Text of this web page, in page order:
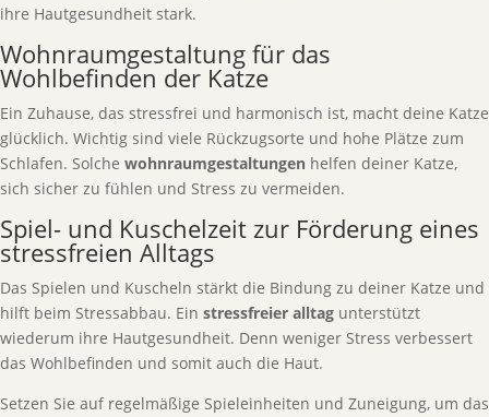
ihre Hautgesundheit stark.
Wohnraumgestaltung für das
Wohlbefinden der Katze
Ein Zuhause, das stressfrei und harmonisch ist, macht deine Katze
glücklich. Wichtig sind viele Rückzugsorte und hohe Plätze zum
Schlafen. Solche wohnraumgestaltungen helfen deiner Katze,
sich sicher zu fühlen und Stress zu vermeiden.
Spiel- und Kuschelzeit zur Förderung eines
stressfreien Alltags
Das Spielen und Kuscheln stärkt die Bindung zu deiner Katze und
hilft beim Stressabbau. Ein stressfreier alltag unterstützt
wiederum ihre Hautgesundheit. Denn weniger Stress verbessert
das Wohlbefinden und somit auch die Haut.
Setzen Sie auf regelmäßige Spieleinheiten und Zuneigung, um das